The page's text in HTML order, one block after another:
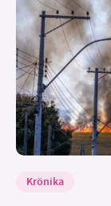
Krönika